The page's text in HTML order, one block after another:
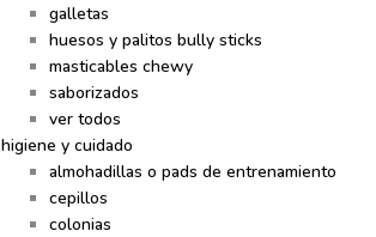
galletas
huesos y palitos bully sticks
masticables chewy
saborizados
ver todos
higiene y cuidado
almohadillas o pads de entrenamiento
cepillos
colonias